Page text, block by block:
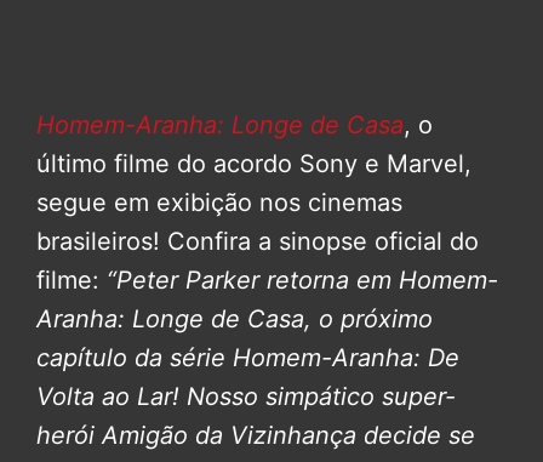
Homem-Aranha: Longe de Casa, o
último filme do acordo Sony e Marvel,
segue em exibição nos cinemas
brasileiros! Confira a sinopse oficial do
filme: “Peter Parker retorna em Homem-
Aranha: Longe de Casa, o próximo
capítulo da série Homem-Aranha: De
Volta ao Lar! Nosso simpático super-
herói Amigão da Vizinhança decide se